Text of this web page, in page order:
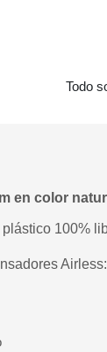
Todo
en color
100%
Airless: